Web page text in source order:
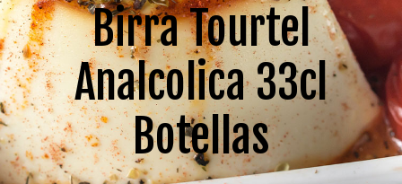
Birra Tourtel
Analcolica 33cl
Botellas